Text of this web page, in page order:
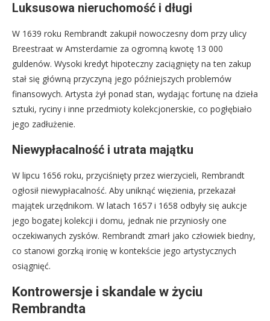
Luksusowa nieruchomość i długi
W 1639 roku Rembrandt zakupił nowoczesny dom przy ulicy
Breestraat w Amsterdamie za ogromną kwotę 13 000
guldenów. Wysoki kredyt hipoteczny zaciągnięty na ten zakup
stał się główną przyczyną jego późniejszych problemów
finansowych. Artysta żył ponad stan, wydając fortunę na dzieła
sztuki, ryciny i inne przedmioty kolekcjonerskie, co pogłębiało
jego zadłużenie.
Niewypłacalność i utrata majątku
W lipcu 1656 roku, przyciśnięty przez wierzycieli, Rembrandt
ogłosił niewypłacalność. Aby uniknąć więzienia, przekazał
majątek urzędnikom. W latach 1657 i 1658 odbyły się aukcje
jego bogatej kolekcji i domu, jednak nie przyniosły one
oczekiwanych zysków. Rembrandt zmarł jako człowiek biedny,
co stanowi gorzką ironię w kontekście jego artystycznych
osiągnięć.
Kontrowersje i skandale w życiu
Rembrandta